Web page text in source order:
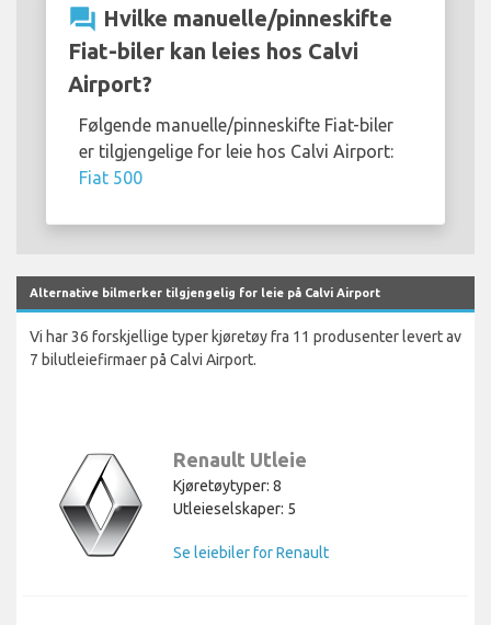
question_answer Hvilke manuelle/pinneskifte
Fiat-biler kan leies hos Calvi
Airport?
Følgende manuelle/pinneskifte Fiat-biler
er tilgjengelige for leie hos Calvi Airport:
Fiat 500
Alternative bilmerker tilgjengelig for leie på Calvi Airport
Vi har 36 forskjellige typer kjøretøy fra 11 produsenter levert av
7 bilutleiefirmaer på Calvi Airport.
Renault Utleie
Kjøretøytyper: 8
Utleieselskaper: 5
Se leiebiler for Renault